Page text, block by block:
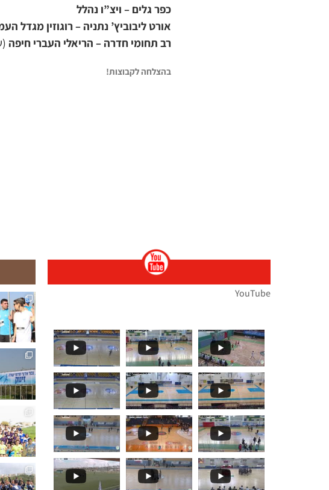
כפר גלים – ויצ”ו נהלל
אורט ליבוביץ’ נתניה – רוגוזין מגדל
רב תחומי חדרה – הריאלי העברי חיפה
בהצלחה לקבוצות!
YouTube תפסנו אתכם רגע לפני המירוץ כדי לעזור לנו
🏆🏃‍♀️🏃
🏆🏃‍♀️🏃 יצאנו לדרך אל האליפות הארצית במרוצי שדה!! מ
🏆🏃‍♀️🏃 האליפות הארצית במרוצי שדה...רוצו על
🏆🏃‍♀️🏃 היום!!האליפות הארצית
🏆🏃‍♀️🏃 מחר!!
🏆🏃‍♀️🏃 האליפות הארצית במרוצי שדה...! ברביעי הקרוב
🤸‍♂️⛹️‍♀️ "משחקים כמו פעם": בחמישי האחרון,
🏓🏆 מחוז חיפה: ליגת ואלופת
🏆⚽️ קבלו את תיכון קשת ראם (סליסברג)✨👏👏 אלופת מחוז
🏀🏆🌟 𝙏𝒉𝒆 𝙁𝒊𝒏𝒂𝒍𝒔 𝙀𝒗𝒆𝒏𝒕! 🌞🏀 שודר הבוקר בערוץ 13...עפר 🏀🏆🌟 𝟰𝘁𝗵 𝑺𝒆𝒕 - 𝑴𝒐𝒎𝒆𝒏𝒕𝒔 𝑻𝒐 𝑹𝒆𝒎𝒆𝒎𝒃𝒆𝒓! סט רביעי ואחרון 🏀🏆🌟 𝟯𝗿𝗱 𝑺𝒆𝒕 - 𝑴𝒐𝒎𝒆𝒏𝒕𝒔 𝑻𝒐 𝑹𝒆𝒎𝒆𝒎𝒃𝒆𝒓! קבלו עוד רגעים